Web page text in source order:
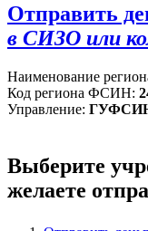
Отправить
в СИЗО или
Наименование
Код региона ФСИН:
Управление: ГУФСИН
Выберите
желаете